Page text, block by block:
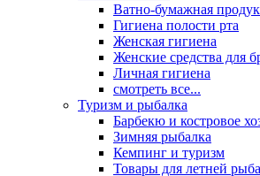
Ватно-бумажная
Гигиена полости рта
Женская гигиена
Женские средства для
Личная гигиена
смотреть все...
Туризм и рыбалка
Барбекю и костровое
Зимняя рыбалка
Кемпинг и туризм
Товары для летней